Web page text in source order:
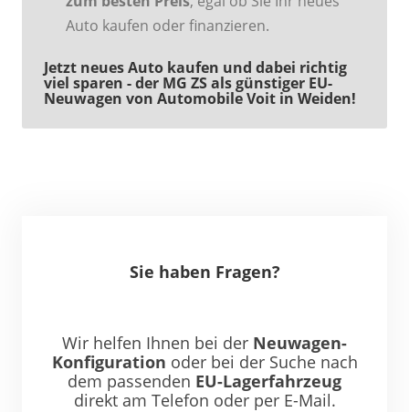
Auto kaufen oder finanzieren.
Jetzt neues Auto kaufen und dabei richtig
viel sparen - der MG ZS als günstiger EU-
Neuwagen von Automobile Voit in Weiden!
Sie haben Fragen?
Wir helfen Ihnen bei der Neuwagen-
Konfiguration oder bei der Suche nach
dem passenden EU-Lagerfahrzeug
direkt am Telefon oder per E-Mail.